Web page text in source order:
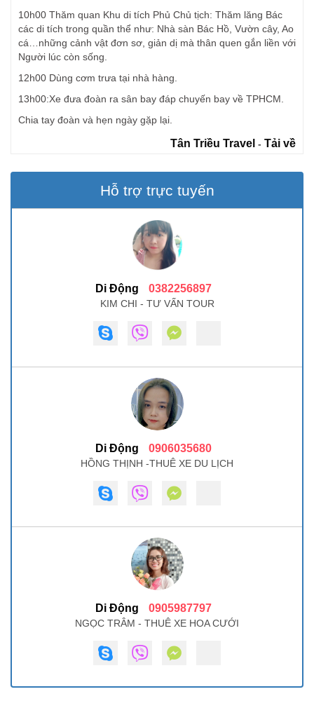
10h00 Thăm quan Khu di tích Phủ Chủ tịch: Thăm lăng Bác
các di tích trong quần thể như: Nhà sàn Bác Hồ, Vườn cây, Ao
cá…những cảnh vật đơn sơ, giản dị mà thân quen gắn liền với
Người lúc còn sống.
12h00 Dùng cơm trưa tại nhà hàng.
13h00:Xe đưa đoàn ra sân bay đáp chuyến bay về TPHCM.
Chia tay đoàn và hẹn ngày gặp lại.
Tân Triều Travel - Tải về
Hỗ trợ trực tuyến
Di Động 0382256897
KIM CHI - TƯ VẤN TOUR
Di Động 0906035680
HỒNG THỊNH -THUÊ XE DU LỊCH
Di Động 0905987797
NGỌC TRÂM - THUÊ XE HOA CƯỚI